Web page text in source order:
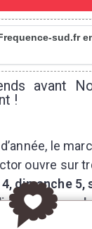
sud.fr
avant
!
le
ouvre sur
dimanche 5,
18 et